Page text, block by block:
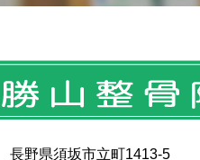
長野県須坂市立町1413-5